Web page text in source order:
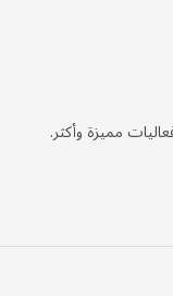
مميزة وأكثر.